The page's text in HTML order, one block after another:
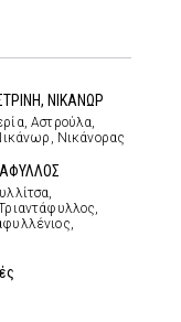
ΝΙΚΑΝΩΡ
Αστρούλα,
Νικάνορας